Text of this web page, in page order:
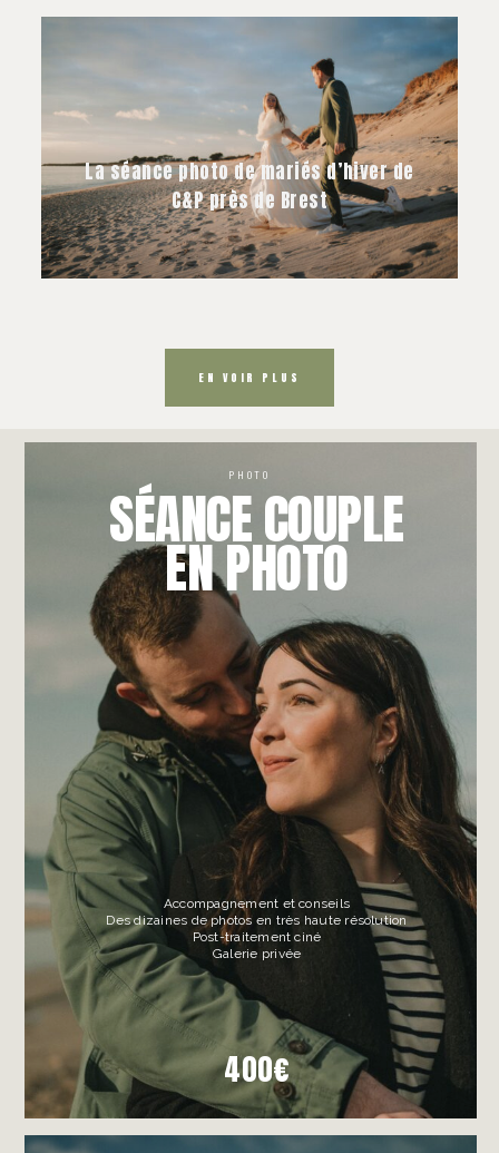
La séance photo de mariés d’hiver de
C&P près de Brest
EN VOIR PLUS
PHOTO
SÉANCE COUPLE
EN PHOTO
Accompagnement et conseils
Des dizaines de photos en très haute résolution
Post-traitement ciné
Galerie privée
400€